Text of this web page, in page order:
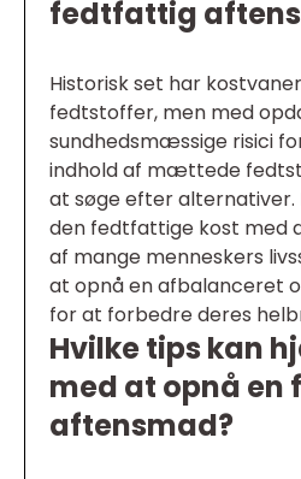
fedtfattig
Historisk set har
fedtstoffer, men med
sundhedsmæssige risici
indhold af mættede
at søge efter
den fedtfattige kost med
af mange menneskers
at opnå en afbalanceret
for at forbedre deres
Hvilke tips kan
med at opnå
aftensmad?